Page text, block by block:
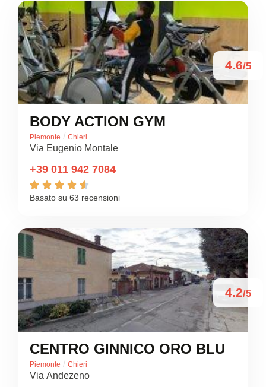
4.6/5
BODY ACTION GYM
Piemonte / Chieri
Via Eugenio Montale
+39 011 942 7084
    
Basato su 63 recensioni
4.2/5
CENTRO GINNICO ORO BLU
Piemonte / Chieri
Via Andezeno